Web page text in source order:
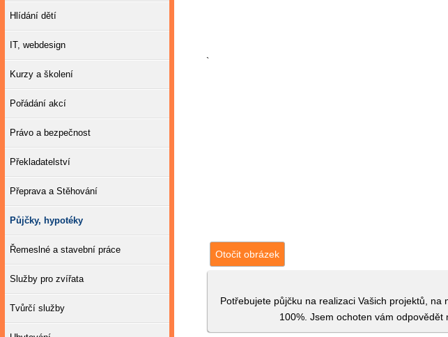
`
Otočit obrázek
Potřebujete půjčku na realizaci Vašich projektů,
100%. Jsem ochoten vám
Hlídání dětí
IT, webdesign
Kurzy a školení
Pořádání akcí
Právo a bezpečnost
Překladatelství
Přeprava a Stěhování
Půjčky, hypotéky
Řemeslné a stavební práce
Služby pro zvířata
Tvůrčí služby